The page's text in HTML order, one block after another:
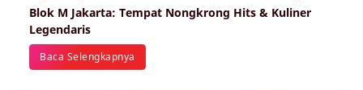
Blok M Jakarta: Tempat Nongkrong Hits & Kuliner
Legendaris
Baca Selengkapnya